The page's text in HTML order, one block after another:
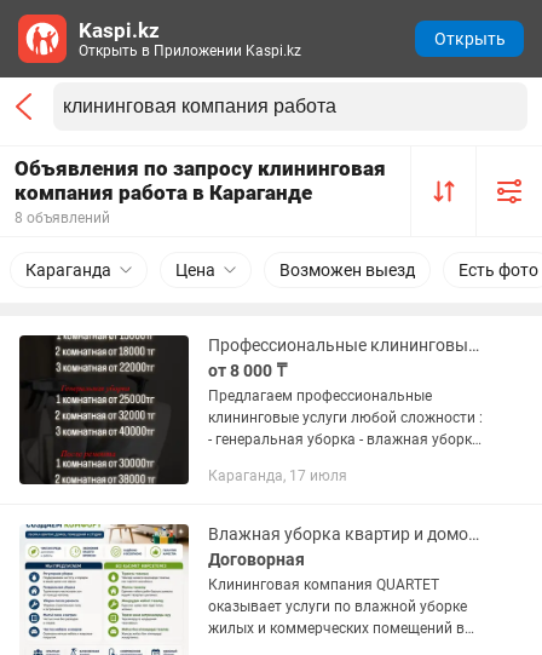
Объявления по запросу клининговая
компания работа в Караганде
8 объявлений
Караганда Цена Возможен выезд Есть фото
Профессиональные клининговые услуги
от 8 000 ₸
Предлагаем профессиональные
клининговые услуги любой сложности :
- генеральная уборка - влажная уборка
квартир, домов и офисных помещений.
Караганда, 17 июля
Влажная уборка квартир и домов Пәтер мен үйді ылғалды тазалау
Договорная
Клининговая компания QUARTET
оказывает услуги по влажной уборке
жилых и коммерческих помещений в
Kaspi.kz
Открыть в Приложении Kaspi.kz
Открыть